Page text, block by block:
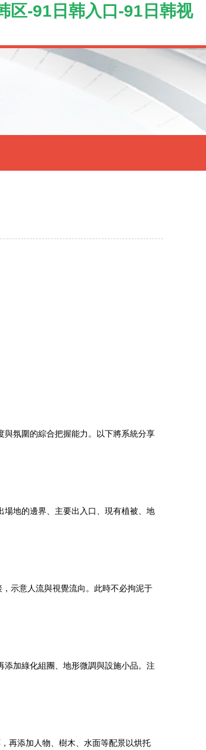
区-91日韩入口-91日韩视
氛圍的綜合把握能力。以下將系統分享
地的邊界、主要出入口、現有植被、地
示意人流與視覺流向。此時不必拘泥于
加綠化組團、地形微調與設施小品。注
再添加人物、樹木、水面等配景以烘托